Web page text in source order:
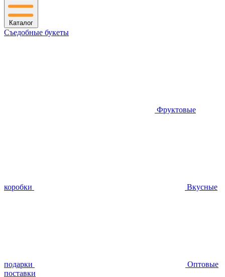
Каталог
Съедобные букеты
Фруктовые
коробки Вкусные
подарки
Оптовые
поставки